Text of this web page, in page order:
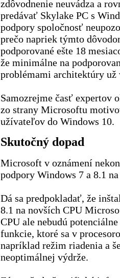
zdôvodnenie neuvádza a
predávať Skylake PC s
podpory spoločnosť
prečo napriek týmto
podporované ešte 18
že minimálne na
problémami architektúry už
Samozrejme časť expertov
zo strany Microsoftu
užívateľov do Windows 10.
Skutočný dopad
Microsoft v oznámení
podpory Windows 7 a 8.1
Dá sa predpokladať, že
8.1 na novších CPU
CPU ale nebudú
funkcie, ktoré sa v
napríklad režim riadenia a
neoptimálnej výdrže.